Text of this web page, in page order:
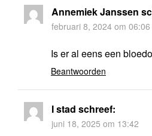
Annemiek Janssen
februari 8, 2024 om 06:06
Is er al eens een
Beantwoorden
I stad schreef:
juni 18, 2025 om 13:42